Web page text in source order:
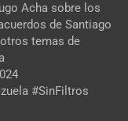
Acha sobre los
de Santiago
temas de
#SinFiltros